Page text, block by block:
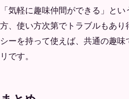
「気軽に趣味仲間ができる」と
方、使い方次第でトラブルもあり
シーを持って使えば、共通の趣
リです。